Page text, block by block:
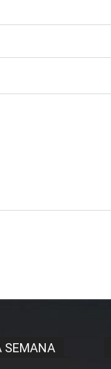
SEMANA